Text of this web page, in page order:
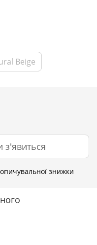
Beige
з'явиться
знижки